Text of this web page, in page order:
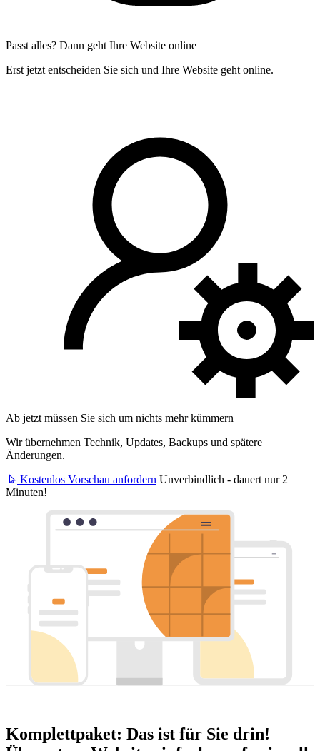
Passt alles? Dann geht Ihre Website online
Erst jetzt entscheiden Sie sich und Ihre Website geht online.
Ab jetzt müssen Sie sich um nichts mehr kümmern
Wir übernehmen Technik, Updates, Backups und spätere
Änderungen.
Kostenlos Vorschau anfordern Unverbindlich - dauert nur 2
Minuten!
Komplettpaket: Das ist für Sie drin!